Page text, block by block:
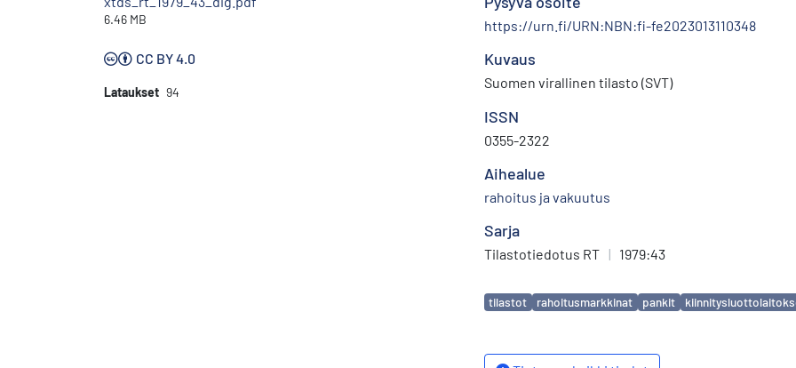
6.46 MB
CC BY 4.0
Lataukset 94
https://urn.fi/URN:NBN:fi-fe2023013110348
Kuvaus
Suomen virallinen tilasto (SVT)
ISSN
0355-2322
Aihealue
rahoitus ja vakuutus
Sarja
Tilastotiedotus RT | 1979:43
Avainsanat
tilastot rahoitusmarkkinat pankit